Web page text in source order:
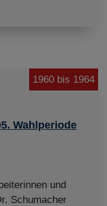
Wahlperiode
1960 bis 1964
und
Schumacher